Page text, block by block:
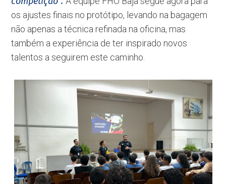
os ajustes finais no protótipo, levando na bagagem
não apenas a técnica refinada na oficina, mas
também a experiência de ter inspirado novos
talentos a seguirem este caminho.